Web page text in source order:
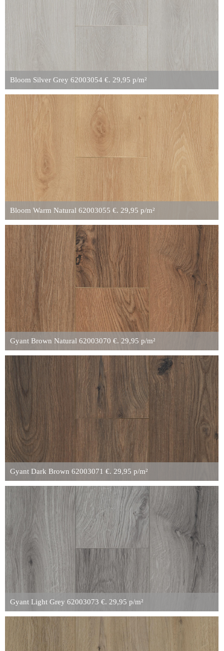
Bloom Silver Grey 62003054 €. 29,95 p/m²
Bloom Warm Natural 62003055 €. 29,95 p/m²
Gyant Brown Natural 62003070 €. 29,95 p/m²
Gyant Dark Brown 62003071 €. 29,95 p/m²
Gyant Light Grey 62003073 €. 29,95 p/m²